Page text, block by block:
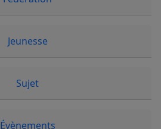
Jeunesse
Sujet
Évènements